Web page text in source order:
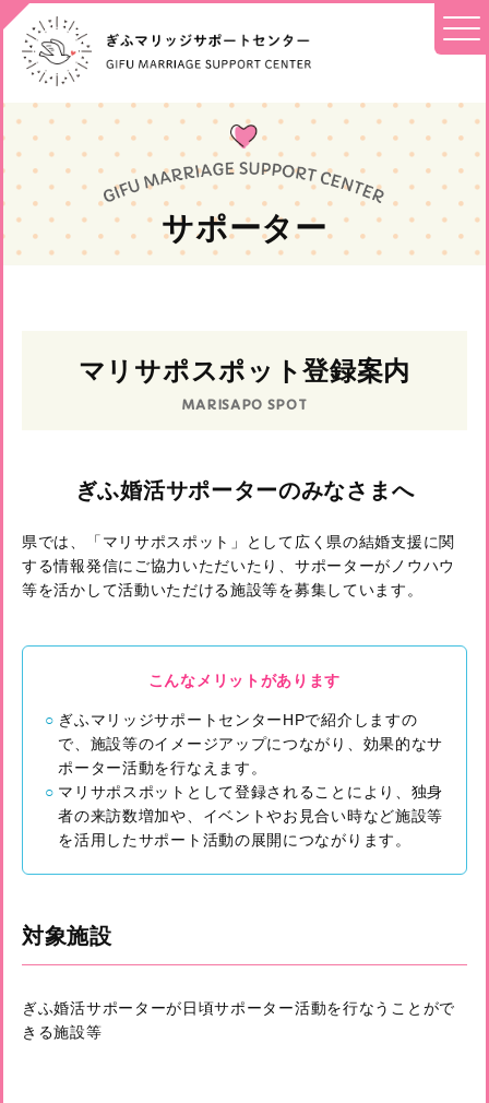
サポーター
マリサポスポット登録案内
MARISAPO SPOT
ぎふ婚活サポーターのみなさまへ
県では、「マリサポスポット」として広く県の結婚支援に関
する情報発信にご協力いただいたり、サポーターがノウハウ
等を活かして活動いただける施設等を募集しています。
こんなメリットがあります
ぎふマリッジサポートセンターHPで紹介しますの
で、施設等のイメージアップにつながり、効果的なサ
ポーター活動を行なえます。
マリサポスポットとして登録されることにより、独身
者の来訪数増加や、イベントやお見合い時など施設等
を活用したサポート活動の展開につながります。
対象施設
ぎふ婚活サポーターが日頃サポーター活動を行なうことがで
きる施設等